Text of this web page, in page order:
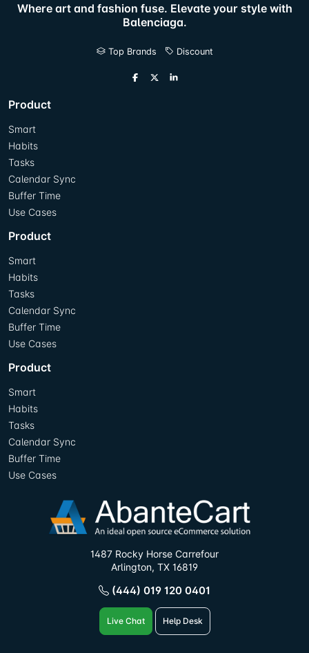
Where art and fashion fuse. Elevate your style with
Balenciaga.
Top Brands Discount
Product
Smart
Habits
Tasks
Calendar Sync
Buffer Time
Use Cases
Product
Smart
Habits
Tasks
Calendar Sync
Buffer Time
Use Cases
Product
Smart
Habits
Tasks
Calendar Sync
Buffer Time
Use Cases
1487 Rocky Horse Carrefour
Arlington, TX 16819
(444) 019 120 0401
Live Chat Help Desk